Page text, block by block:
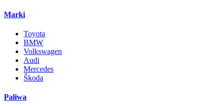
Marki
Toyota
BMW
Volkswagen
Audi
Mercedes
Škoda
Paliwa